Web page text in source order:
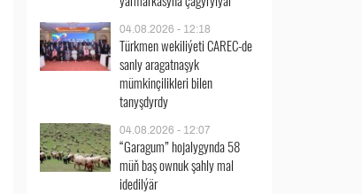
04.08.2026 - 12:18
Türkmen wekiliýeti CAREC-de
sanly aragatnaşyk
mümkinçilikleri bilen
tanyşdyrdy
04.08.2026 - 12:07
“Garagum” hojalygynda 58
müň baş ownuk şahly mal
idedilýär